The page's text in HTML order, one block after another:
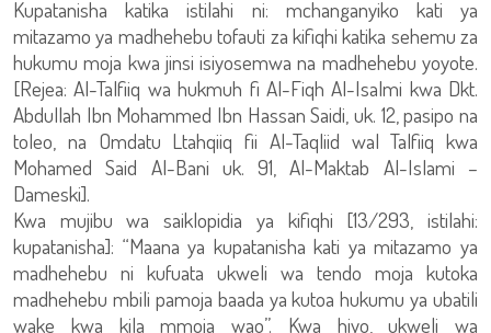
Kupatanisha katika istilahi ni: mchanganyiko kati ya
mitazamo ya madhehebu tofauti za kifiqhi katika sehemu za
hukumu moja kwa jinsi isiyosemwa na madhehebu yoyote.
[Rejea: Al-Talfiiq wa hukmuh fi Al-Fiqh Al-Isalmi kwa Dkt.
Abdullah Ibn Mohammed Ibn Hassan Saidi, uk. 12, pasipo na
toleo, na Omdatu Ltahqiiq fii Al-Taqliid wal Talfiiq kwa
Mohamed Said Al-Bani uk. 91, Al-Maktab Al-Islami –
Dameski].
Kwa mujibu wa saiklopidia ya kifiqhi [13/293, istilahi:
kupatanisha]: “Maana ya kupatanisha kati ya mitazamo ya
madhehebu ni kufuata ukweli wa tendo moja kutoka
madhehebu mbili pamoja baada ya kutoa hukumu ya ubatili
wake kwa kila mmoja wao”. Kwa hiyo, ukweli wa